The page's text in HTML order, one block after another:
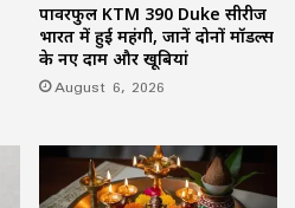
पावरफुल KTM 390 Duke सीरीज
भारत में हुई महंगी, जानें दोनों मॉडल्स
के नए दाम और खूबियां
August 6, 2026